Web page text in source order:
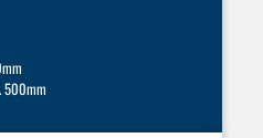
500mm